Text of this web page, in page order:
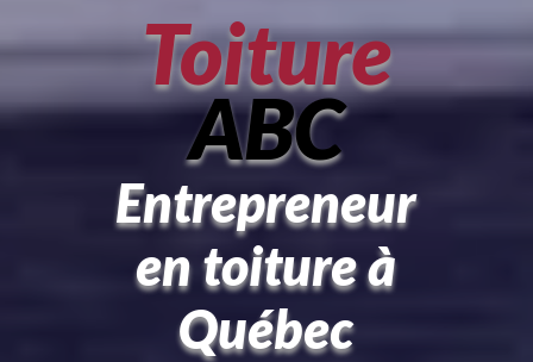
Toiture
ABC
Entrepreneur
en toiture à
Québec